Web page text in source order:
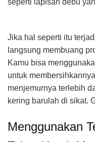
seperti lapisan debu
Jika hal seperti itu
langsung membuang
Kamu bisa
untuk
menjemurnya terlebih
kering barulah di sikat.
Menggunakan